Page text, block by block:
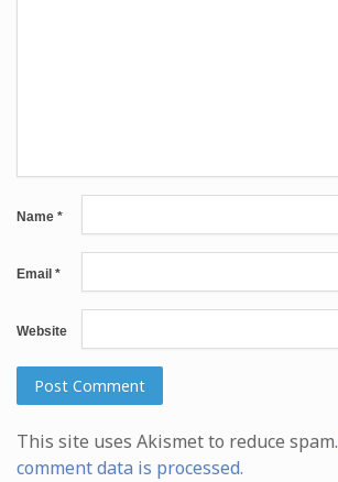
Name *
Email *
Website
This site uses Akismet to reduce spam.
comment data is processed.